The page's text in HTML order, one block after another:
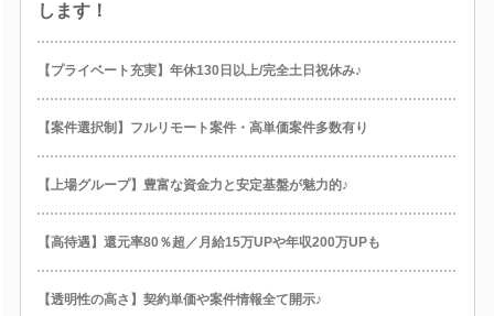
します！
【プライベート充実】年休130日以上/完全土日祝休み♪
【案件選択制】フルリモート案件・高単価案件多数有り
【上場グループ】豊富な資金力と安定基盤が魅力的♪
【高待遇】還元率80％超／月給15万UPや年収200万UPも
【透明性の高さ】契約単価や案件情報全て開示♪